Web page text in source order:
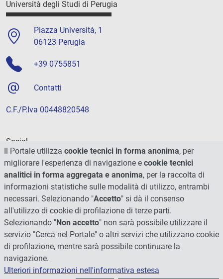
Università degli Studi di Perugia
Piazza Università, 1
06123 Perugia
+39 0755851
Contatti
C.F./P.Iva 00448820548
Social
Il Portale utilizza cookie tecnici in forma anonima, per
migliorare l'esperienza di navigazione e cookie tecnici
analitici in forma aggregata e anonima, per la raccolta di
informazioni statistiche sulle modalità di utilizzo, entrambi
necessari. Selezionando "Accetto" si dà il consenso
all'utilizzo di cookie di profilazione di terze parti.
Selezionando "Non accetto" non sarà possibile utilizzare il
servizio "Cerca nel Portale" o altri servizi che utilizzano cookie
di profilazione, mentre sarà possibile continuare la
navigazione.
Ulteriori informazioni nell'informativa estesa